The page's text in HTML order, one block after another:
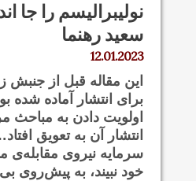
نولیبرالیسم را جا
سعید رهنما
12.01.2023
این مقاله قبل از جنبش
برای انتشار آماده شده
اولویت دادن به مباحث
انتشار آن به تعویق
سرمایه نیروی مقابله‌ی
خود نبیند، به پیش‌روی